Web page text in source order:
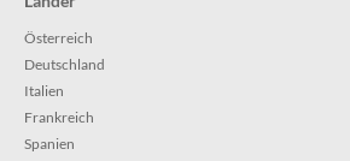
Österreich
Deutschland
Italien
Frankreich
Spanien